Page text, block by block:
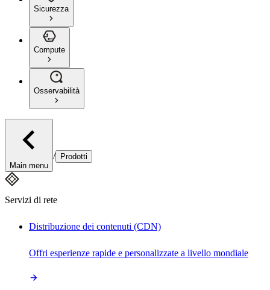
Sicurezza
Compute
Osservabilità
Main menu
/ Prodotti
Servizi di rete
Distribuzione dei contenuti (CDN)
Offri esperienze rapide e personalizzate a livello mondiale